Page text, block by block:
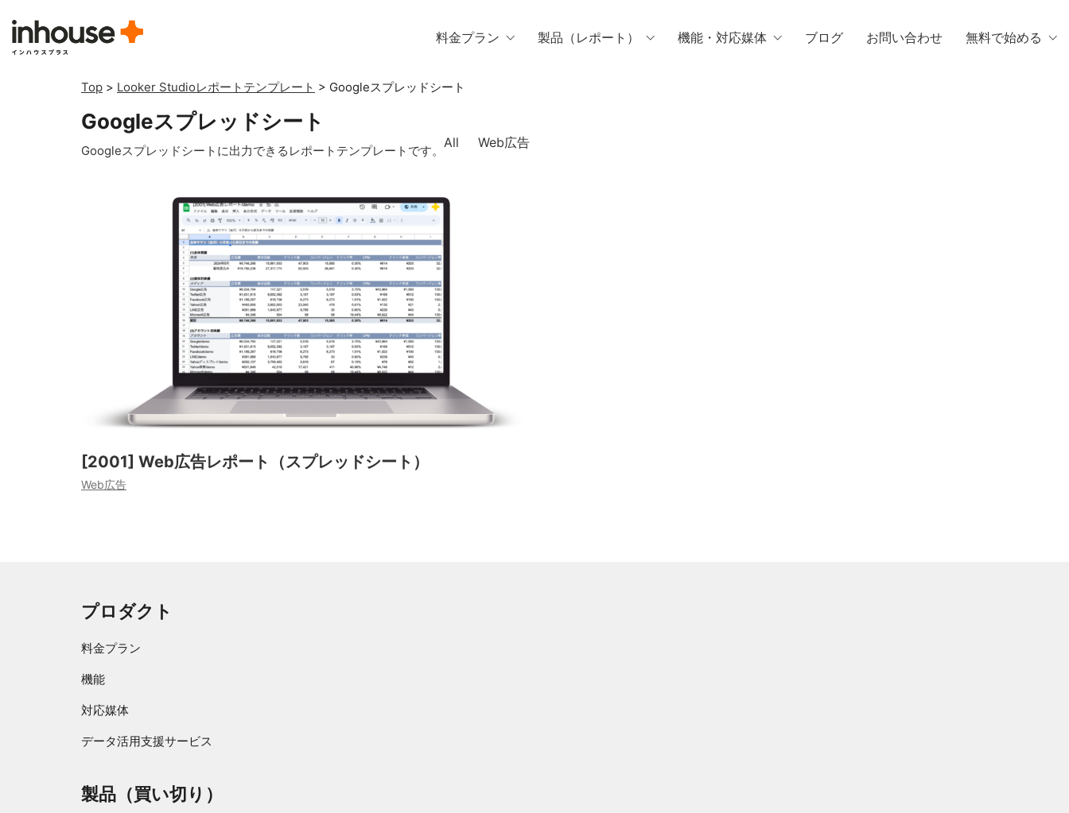
料金プラン 製品（レポート） 機能・対応媒体 ブログ お問い合わせ 無料で始める
Top > Looker Studioレポートテンプレート > Googleスプレッドシート
Googleスプレッドシート
Googleスプレッドシートに出力できるレポートテンプレートです。
All Web広告
[2001] Web広告レポート（スプレッドシート）
Web広告
プロダクト
料金プラン
機能
対応媒体
データ活用支援サービス
製品（買い切り）